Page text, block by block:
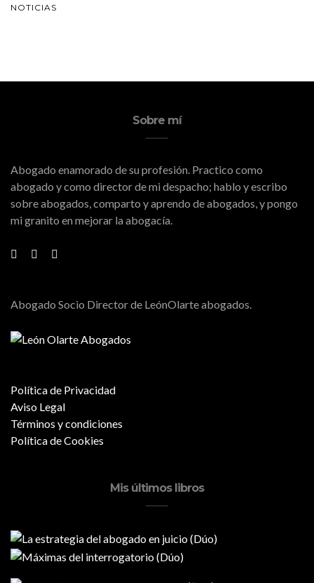
NOTICIAS
Sobre mí
Abogado enamorado de su profesión. Practico como
abogado y como director de mi despacho; hablo y escribo
sobre abogados, comparto y aprendo de abogados, y pongo
mi granito en mejorar la abogacía.
Abogado Socio Director de LeónOlarte abogados.
Política de Privacidad
Aviso Legal
Términos y condiciones
Política de Cookies
Mis últimos libros